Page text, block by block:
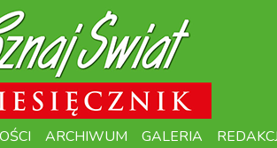
ARCHIWUM GALERIA